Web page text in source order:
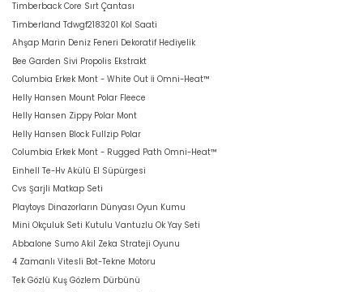
Timberback Core Sırt Çantası
Timberland Tdwgf2183201 Kol Saati
Ahşap Marin Deniz Feneri Dekoratif Hediyelik
Bee Garden Sivi Propolis Ekstrakt
Columbia Erkek Mont - White Out İi Omni-Heat™
Helly Hansen Mount Polar Fleece
Helly Hansen Zippy Polar Mont
Helly Hansen Block Fullzip Polar
Columbia Erkek Mont - Rugged Path Omni-Heat™
Einhell Te-Hv Akülü El Süpürgesi
Cvs Şarjli Matkap Seti
Playtoys Dinazorların Dünyası Oyun Kumu
Mini Okçuluk Seti Kutulu Vantuzlu Ok Yay Seti
Abbalone Sumo Akil Zeka Strateji Oyunu
4 Zamanlı Vitesli Bot-Tekne Motoru
Tek Gözlü Kuş Gözlem Dürbünü